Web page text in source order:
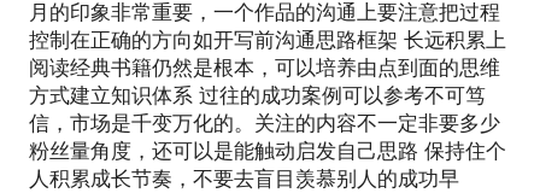
月的印象非常重要，一个作品的沟通上要注意把过程
控制在正确的方向如开写前沟通思路框架 长远积累上
阅读经典书籍仍然是根本，可以培养由点到面的思维
方式建立知识体系 过往的成功案例可以参考不可笃
信，市场是千变万化的。关注的内容不一定非要多少
粉丝量角度，还可以是能触动启发自己思路 保持住个
人积累成长节奏，不要去盲目羡慕别人的成功早